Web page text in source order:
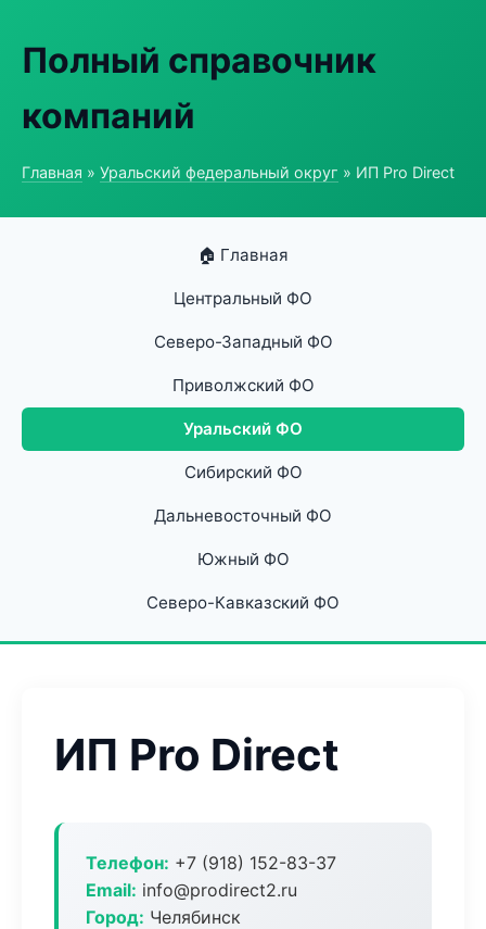
Полный справочник
компаний
Главная » Уральский федеральный округ » ИП Pro Direct
🏠 Главная
Центральный ФО
Северо-Западный ФО
Приволжский ФО
Уральский ФО
Сибирский ФО
Дальневосточный ФО
Южный ФО
Северо-Кавказский ФО
ИП Pro Direct
Телефон: +7 (918) 152-83-37
Email: info@prodirect2.ru
Город: Челябинск